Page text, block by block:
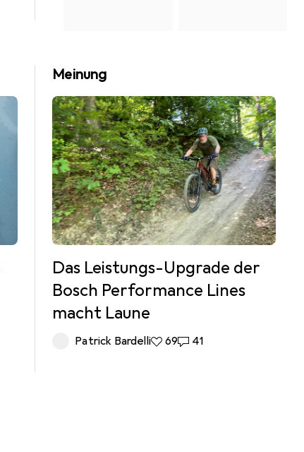
Meinung
Das Leistungs-Upgrade der
Bosch Performance Lines
macht Laune
Patrick Bardelli69 Likes
6941 Kommentare
41